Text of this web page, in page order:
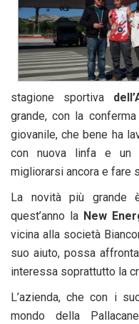
stagione sportiva
grande, con la
giovanile, che bene ha
con nuova linfa e un
migliorarsi ancora e fare
La novità più grande
quest’anno la New
vicina alla società
suo aiuto, possa
interessa soprattutto la
L’azienda, che con i
mondo della